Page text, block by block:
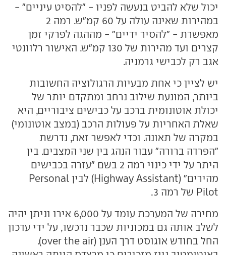
יכול שלא להביט בנעשה לפניו - "להסיט עיניים" -
במהירות שאינה עולה על 60 קמ"ש. רמה 2
מאפשרת - "להסיר ידיים" - מההגה לפרקי זמן
קצרים ועד מהירות של 130 קמ"ש. האישור רלוונטי
אגב רק לכבישי גרמניה.
יש לציין כי אחת מבעיות הרגולוציה החשובות
ביותר, המונעת שילוב נרחב ומתקדם יותר של
יכולת אוטונומית ברכב על כבישים ציבוריים, היא
שאלת האחריות על פעולות הרכב (במצב אוטונומי)
במקרה של תאונה. וכדי לאפשר זאת, נדרשת
"הפרדה ברורה" עבור הנהג בין שני המצבים. בין
היתר על ידי כינוי רמה 2 בשם "עזרה בכבישים
מהירים" (Highway Assistant) לבין Personal
Pilot של רמה 3.
מחירה של המערכת עומד על 6,000 אירו וניתן יהיה
לשלב אותה גם במכוניות שכבר נרכשו, על ידי עדכון
החל בחודש אוגוסט דרך הענן (over the air).